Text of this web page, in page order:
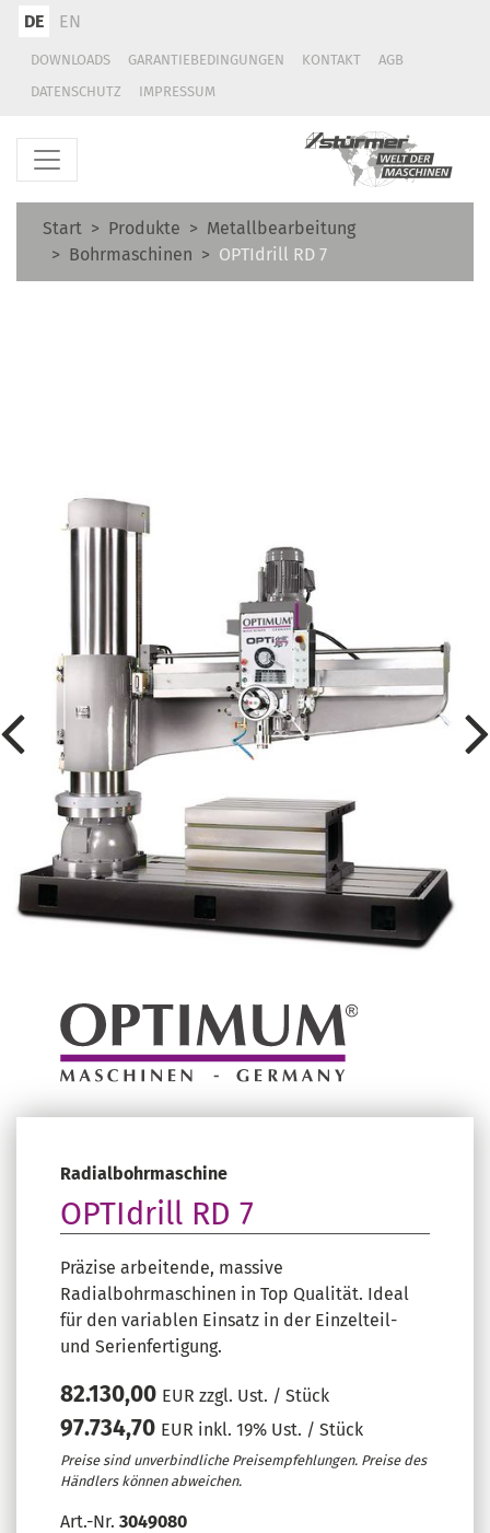
DE EN
DOWNLOADS GARANTIEBEDINGUNGEN KONTAKT
AGB
DATENSCHUTZ
IMPRESSUM
Start Produkte
Metallbearbeitung
Bohrmaschinen
OPTIdrill RD 7
Radialbohrmaschine
OPTIdrill RD 7
Präzise arbeitende, massive
Radialbohrmaschinen in Top Qualität. Ideal
für den variablen Einsatz in der Einzelteil-
und Serienfertigung.
82.130,00 EUR zzgl. Ust. / Stück
97.734,70 EUR inkl. 19% Ust. / Stück
Preise sind unverbindliche Preisempfehlungen. Preise des
Händlers können abweichen.
Art.-Nr. 3049080